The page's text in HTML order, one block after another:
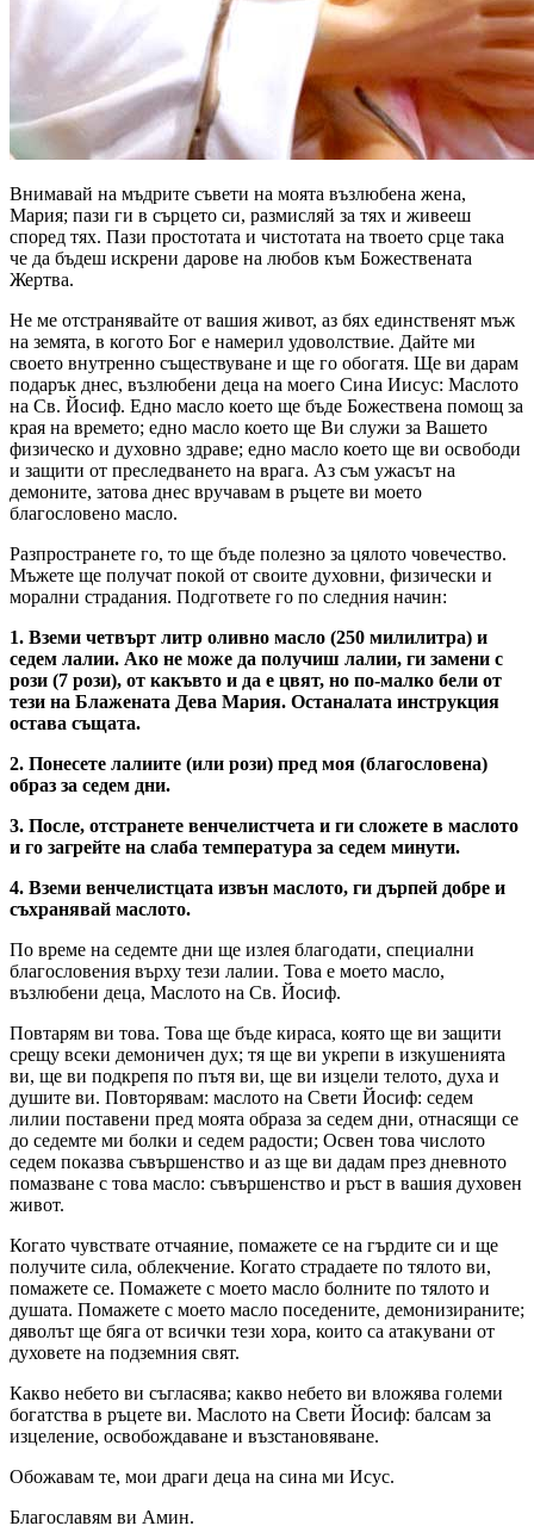
Внимавай на мъдрите съвети на моята възлюбена жена,
Мария; пази ги в сърцето си, размисляй за тях и живееш
според тях. Пази простотата и чистотата на твоето срце така
че да бъдеш искрени дарове на любов към Божествената
Жертва.
Не ме отстранявайте от вашия живот, аз бях единственят мъж
на земята, в когото Бог е намерил удоволствие. Дайте ми
своето внутренно съществуване и ще го обогатя. Ще ви дарам
подарък днес, възлюбени деца на моего Сина Иисус: Маслото
на Св. Йосиф. Едно масло което ще бъде Божествена помощ за
края на времето; едно масло което ще Ви служи за Вашето
физическо и духовно здраве; едно масло което ще ви освободи
и защити от преследването на врага. Аз съм ужасът на
демоните, затова днес вручавам в ръцете ви моето
благословено масло.
Разпространете го, то ще бъде полезно за цялото човечество.
Мъжете ще получат покой от своите духовни, физически и
морални страдания. Подгответе го по следния начин:
1. Вземи четвърт литр оливно масло (250 милилитра) и
седем лалии. Ако не може да получиш лалии, ги замени с
рози (7 рози), от какъвто и да е цвят, но по-малко бели от
тези на Блажената Дева Мария. Останалата инструкция
остава същата.
2. Понесете лалиите (или рози) пред моя (благословена)
образ за седем дни.
3. После, отстранете венчелистчета и ги сложете в маслото
и го загрейте на слаба температура за седем минути.
4. Вземи венчелистцата извън маслото, ги дърпей добре и
съхранявай маслото.
По време на седемте дни ще излея благодати, специални
благословения върху тези лалии. Това е моето масло,
възлюбени деца, Маслото на Св. Йосиф.
Повтарям ви това. Това ще бъде кираса, която ще ви защити
срещу всеки демоничен дух; тя ще ви укрепи в изкушенията
ви, ще ви подкрепя по пътя ви, ще ви изцели телото, духа и
душите ви. Повторявам: маслото на Свети Йосиф: седем
лилии поставени пред моята образа за седем дни, отнасящи се
до седемте ми болки и седем радости; Освен това числото
седем показва съвършенство и аз ще ви дадам през дневното
помазване с това масло: съвършенство и ръст в вашия духовен
живот.
Когато чувствате отчаяние, помажете се на гърдите си и ще
получите сила, облекчение. Когато страдаете по тялото ви,
помажете се. Помажете с моето масло болните по тялото и
душата. Помажете с моето масло поседените, демонизираните;
дяволът ще бяга от всички тези хора, които са атакувани от
духовете на подземния свят.
Какво небето ви съгласява; какво небето ви вложява големи
богатства в ръцете ви. Маслото на Свети Йосиф: балсам за
изцеление, освобождаване и възстановяване.
Обожавам те, мои драги деца на сина ми Исус.
Благославям ви Амин.